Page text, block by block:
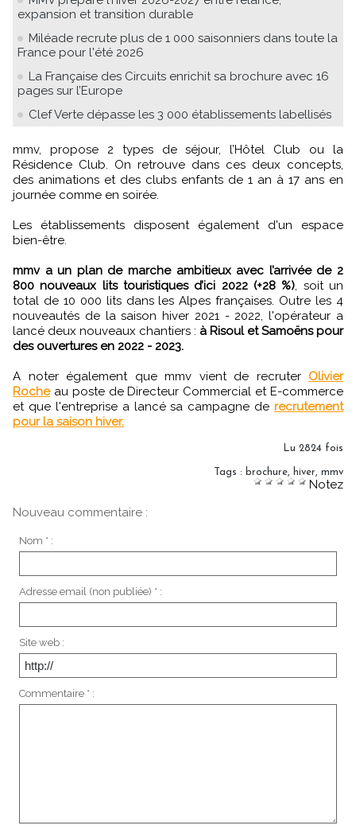
expansion et transition durable
Miléade recrute plus de 1 000 saisonniers dans toute la
France pour l'été 2026
La Française des Circuits enrichit sa brochure avec 16
pages sur l’Europe
Clef Verte dépasse les 3 000 établissements labellisés
mmv, propose 2 types de séjour, l’Hôtel Club ou la
Résidence Club. On retrouve dans ces deux concepts,
des animations et des clubs enfants de 1 an à 17 ans en
journée comme en soirée.
Les établissements disposent également d'un espace
bien-être.
mmv a un plan de marche ambitieux avec l’arrivée de 2
800 nouveaux lits touristiques d’ici 2022 (+28 %), soit un
total de 10 000 lits dans les Alpes françaises. Outre les 4
nouveautés de la saison hiver 2021 - 2022, l'opérateur a
lancé deux nouveaux chantiers : à Risoul et Samoëns pour
des ouvertures en 2022 - 2023.
A noter également que mmv vient de recruter Olivier
Rocheau poste de Directeur Commercial et E-commerce
et que l'entreprise a lancé sa campagne de recrutement
pour la saison hiver.
Lu 2824 fois
Tags : brochure, hiver, mmv
Notez
Nouveau commentaire :
Nom * :
Adresse email (non publiée) * :
Site web :
Commentaire * :